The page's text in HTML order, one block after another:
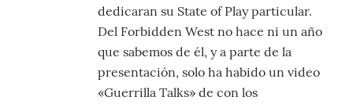
dedicaran su State of Play particular.
Del Forbidden West no hace ni un año
que sabemos de él, y a parte de la
presentación, solo ha habido un video
«Guerrilla Talks» de con los